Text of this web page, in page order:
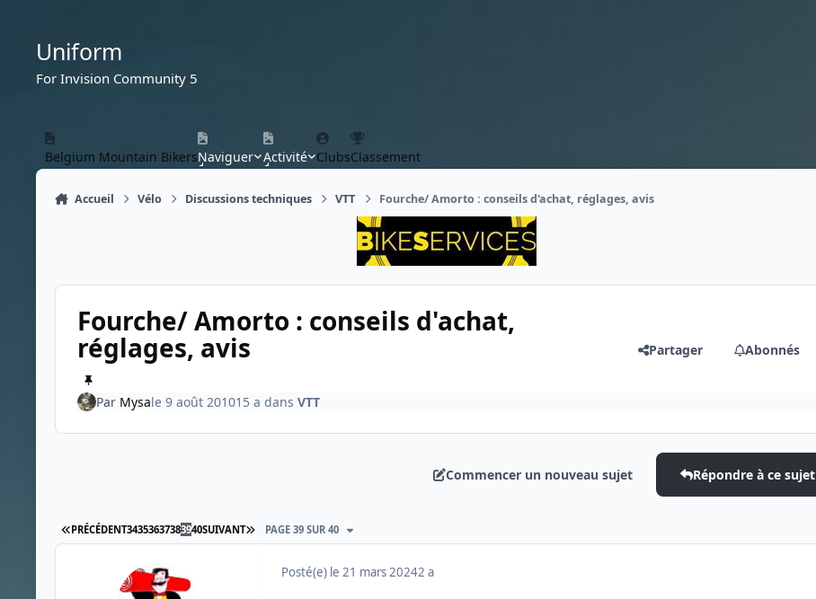
Uniform
For Invision Community 5
Belgium Mountain BikersNaviguer Activité ClubsClassement
Accueil Vélo Discussions techniques VTT Fourche/ Amorto : conseils d'achat, réglages, avis
Fourche/ Amorto : conseils d'achat,
réglages, avis Partager Abonnés
Par Mysale 9 août 201015 a dans VTT
Commencer un nouveau sujet Répondre à ce sujet
PREMIÈRE PAGE
PRÉCÉDENT34353637383940SUIVANT DERNIÈRE PAGE
PAGE 39 SUR 40
Posté(e) le 21 mars 20242 a